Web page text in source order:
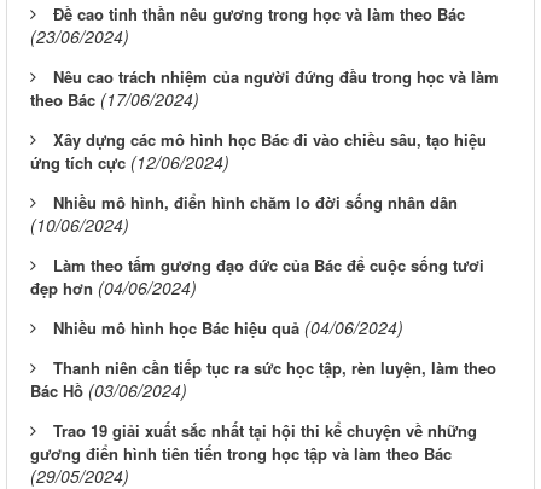
Đề cao tinh thần nêu gương trong học và làm theo Bác
(23/06/2024)
Nêu cao trách nhiệm của người đứng đầu trong học và làm
theo Bác (17/06/2024)
Xây dựng các mô hình học Bác đi vào chiều sâu, tạo hiệu
ứng tích cực (12/06/2024)
Nhiều mô hình, điển hình chăm lo đời sống nhân dân
(10/06/2024)
Làm theo tấm gương đạo đức của Bác để cuộc sống tươi
đẹp hơn (04/06/2024)
Nhiều mô hình học Bác hiệu quả (04/06/2024)
Thanh niên cần tiếp tục ra sức học tập, rèn luyện, làm theo
Bác Hồ (03/06/2024)
Trao 19 giải xuất sắc nhất tại hội thi kể chuyện về những
gương điển hình tiên tiến trong học tập và làm theo Bác
(29/05/2024)